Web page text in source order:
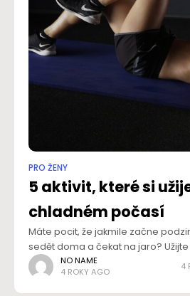
PRO ŽENY
5 aktivit, které si
chladném počasí
Máte pocit, že jakmile začne
sedět doma a čekat na jaro? Užijte
chladném počasí. Poradíme vám,
NO NAME
4 ROKY AGO
4